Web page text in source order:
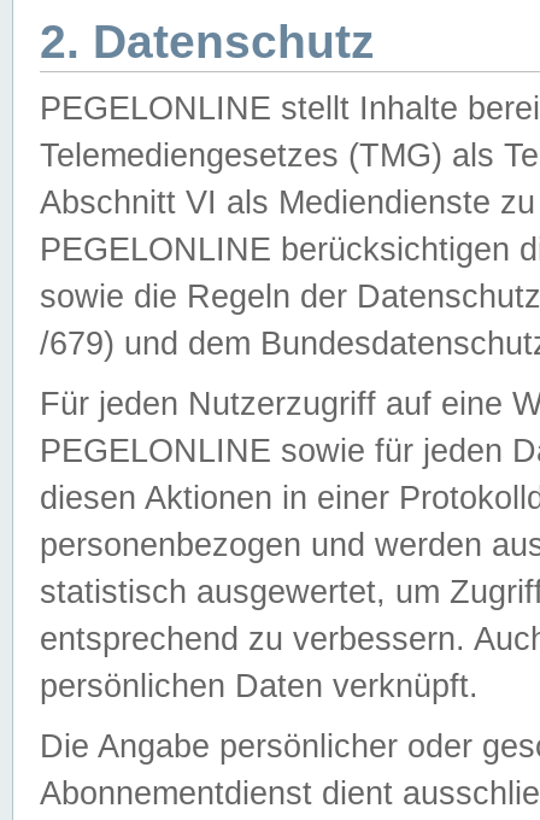
2. Datenschutz
PEGELONLINE stellt Inhalte
Telemediengesetzes (TMG) als
Abschnitt VI als Mediendienste
PEGELONLINE berücksichtigen
sowie die Regeln der
/679) und dem
Für jeden Nutzerzugriff auf eine
PEGELONLINE sowie für jeden
diesen Aktionen in einer
personenbezogen und werden
statistisch ausgewertet, um
entsprechend zu verbessern.
persönlichen Daten verknüpft.
Die Angabe persönlicher oder
Abonnementdienst dient